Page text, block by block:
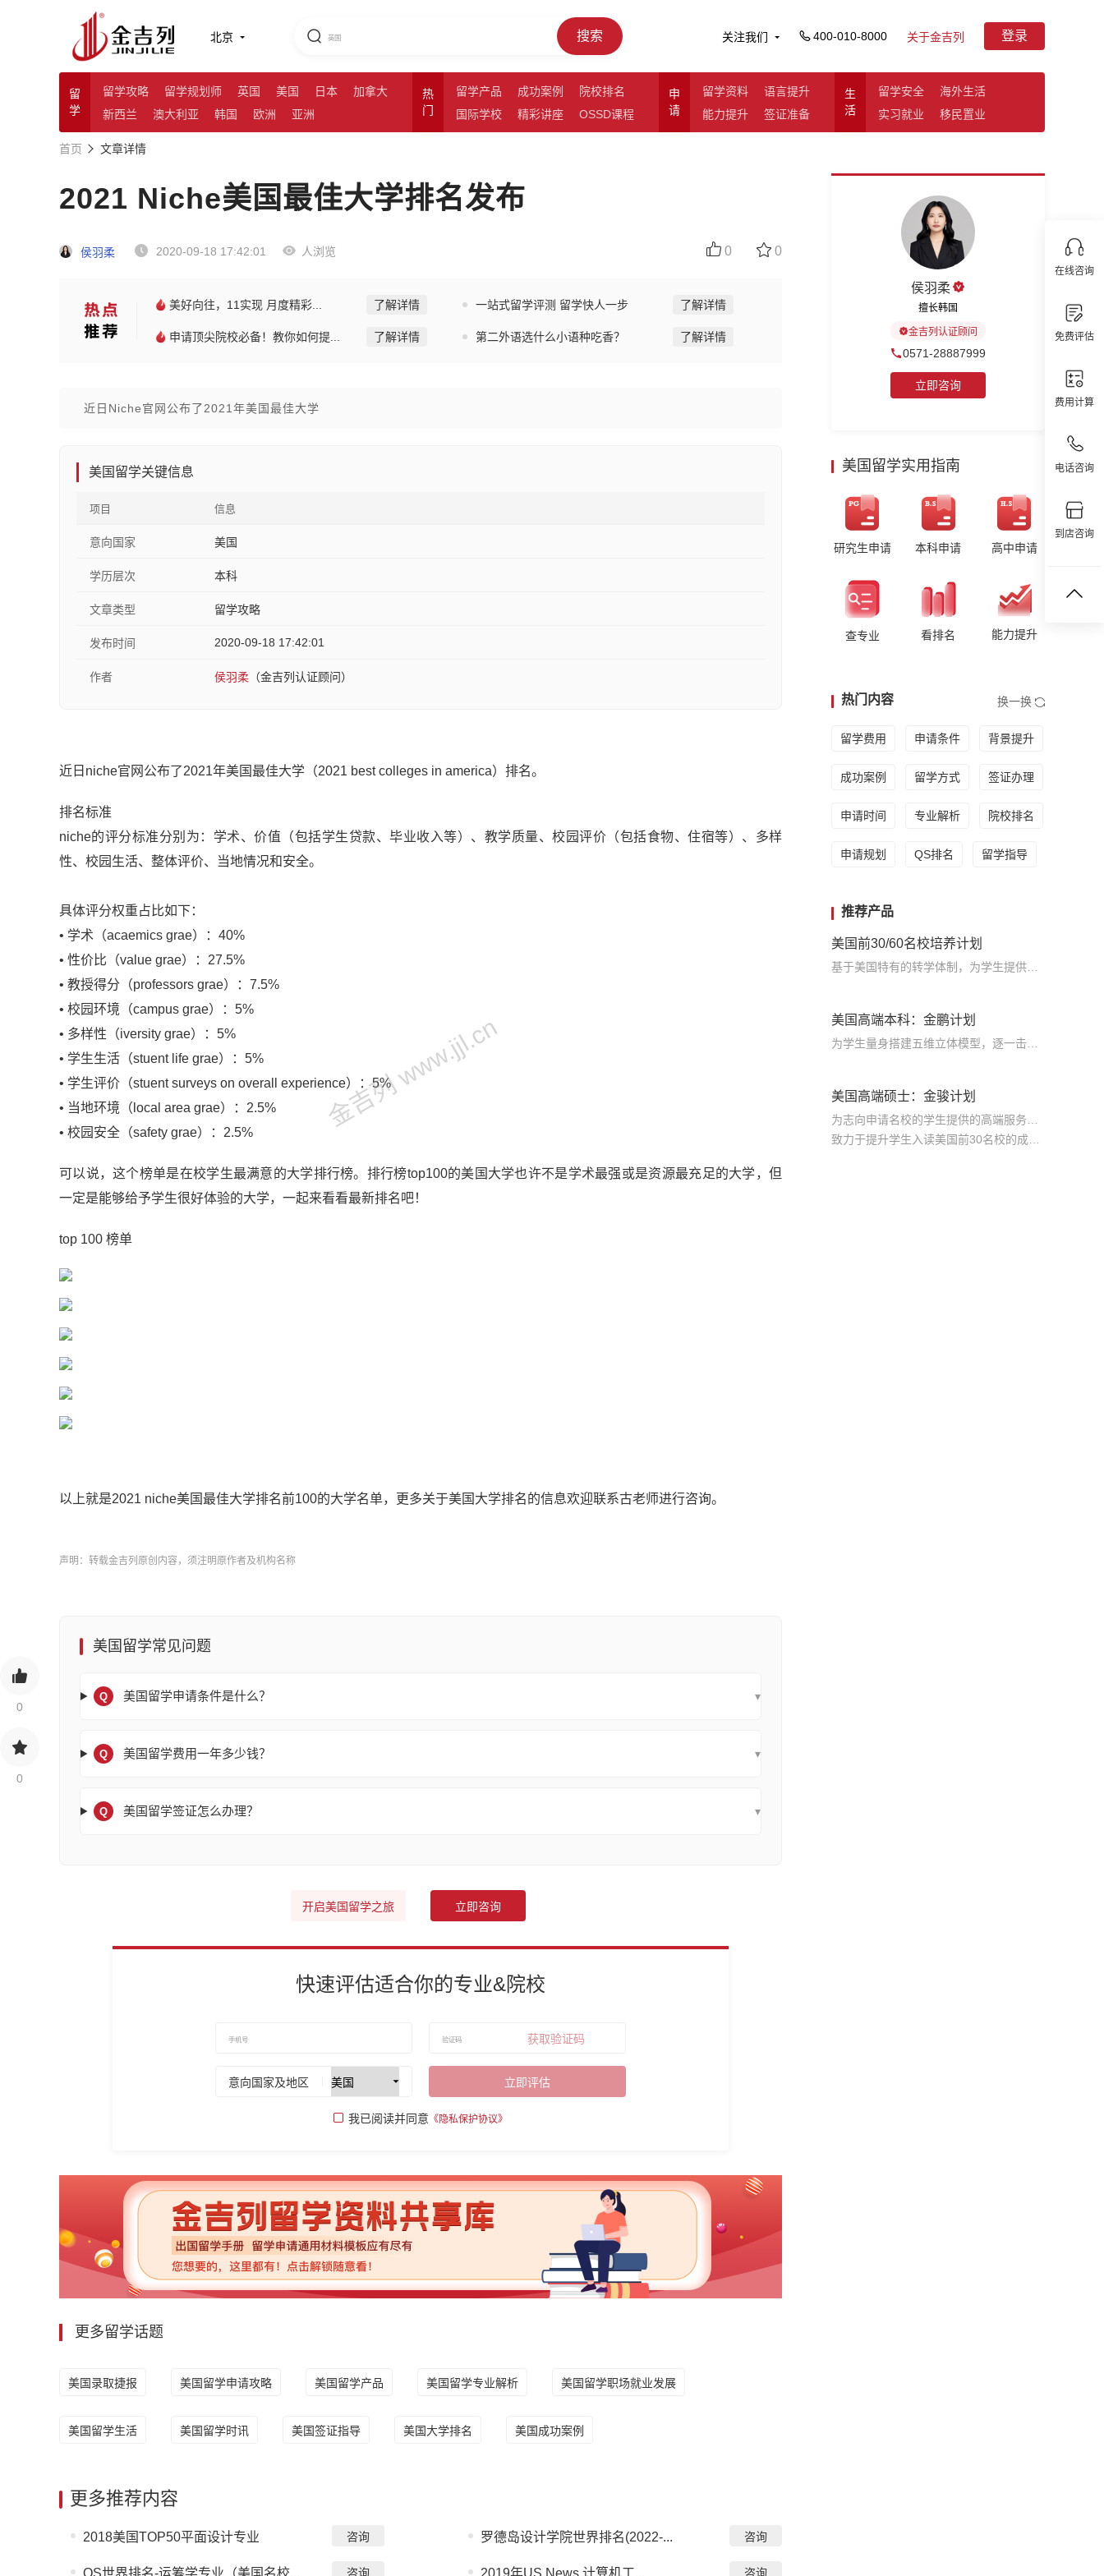
北京 搜索 关注我们 400-010-8000 关于金吉列 登录
留
学
留学攻略 留学规划师 英国 美国 日本
加拿大
新西兰
澳大利亚 韩国 欧洲 亚洲
热
门
留学产品 成功案例
院校排名
国际学校
精彩讲座 OSSD课程
申
请
留学资料
语言提升
能力提升
签证准备
生
活
留学安全
海外生活
实习就业
移民置业
在线咨询
免费评估
费用计算
电话咨询
到店咨询
0
0
首页 文章详情
2021 Niche美国最佳大学排名发布
侯羽柔 2020-09-18 17:42:01 人浏览 0 0
美好向往，11实现 月度精彩... 了解详情 一站式留学评测 留学快人一步 了解详情
申请顶尖院校必备！教你如何提... 了解详情 第二外语选什么小语种吃香？ 了解详情
近日Niche官网公布了2021年美国最佳大学
美国留学关键信息
项目 信息
意向国家 美国
学历层次 本科
文章类型 留学攻略
发布时间 2020-09-18 17:42:01
作者 侯羽柔 （金吉列认证顾问）
近日niche官网公布了2021年美国最佳大学（2021 best colleges in america）排名。
排名标准
niche的评分标准分别为：学术、价值（包括学生贷款、毕业收入等）、教学质量、校园评价（包括食物、住宿等）、多样
性、校园生活、整体评价、当地情况和安全。
具体评分权重占比如下：
• 学术（acaemics grae）：40%
• 性价比（value grae）：27.5%
• 教授得分（professors grae）：7.5%
• 校园环境（campus grae）：5%
• 多样性（iversity grae）：5%
• 学生生活（stuent life grae）：5%
• 学生评价（stuent surveys on overall experience）：5%
• 当地环境（local area grae）：2.5%
• 校园安全（safety grae）：2.5%‍
可以说，这个榜单是在校学生最满意的大学排行榜。排行榜top100的美国大学也许不是学术最强或是资源最充足的大学，但
一定是能够给予学生很好体验的大学，一起来看看最新排名吧！
top 100 榜单
以上就是2021 niche美国最佳大学排名前100的大学名单，更多关于美国大学排名的信息欢迎联系古老师进行咨询。
金吉列 www.jjl.cn
声明：转载金吉列原创内容，须注明原作者及机构名称
美国留学常见问题
Q 美国留学申请条件是什么？ ▾
Q 美国留学费用一年多少钱？ ▾
Q 美国留学签证怎么办理？ ▾
开启美国留学之旅 立即咨询
快速评估适合你的专业&院校
获取验证码
意向国家及地区 立即评估
我已阅读并同意 《隐私保护协议》
更多留学话题
美国录取捷报 美国留学申请攻略 美国留学产品 美国留学专业解析 美国留学职场就业发展
美国留学生活 美国留学时讯 美国签证指导 美国大学排名 美国成功案例
更多推荐内容
2018美国TOP50平面设计专业 咨询 罗德岛设计学院世界排名(2022-... 咨询
QS世界排名-运筹学专业（美国名校... 咨询 2019年US News 计算机工... 咨询
侯羽柔
擅长韩国
金吉列认证顾问
0571-28887999
立即咨询
美国留学实用指南
研究生申请 本科申请 高中申请
查专业 看排名 能力提升
热门内容 换一换
留学费用 申请条件 背景提升
成功案例 留学方式 签证办理
申请时间 专业解析 院校排名
申请规划 QS排名 留学指导
推荐产品
美国前30/60名校培养计划
美国高端本科：金鹏计划
美国高端硕士：金骏计划